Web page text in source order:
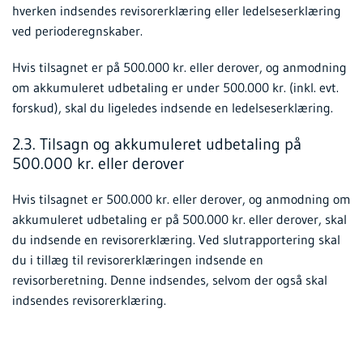
hverken indsendes revisorerklæring eller ledelseserklæring
ved perioderegnskaber.
Hvis tilsagnet er på 500.000 kr. eller derover, og anmodning
om akkumuleret udbetaling er under 500.000 kr. (inkl. evt.
forskud), skal du ligeledes indsende en ledelseserklæring.
2.3. Tilsagn og akkumuleret udbetaling på
500.000 kr. eller derover
Hvis tilsagnet er 500.000 kr. eller derover, og anmodning om
akkumuleret udbetaling er på 500.000 kr. eller derover, skal
du indsende en revisorerklæring. Ved slutrapportering skal
du i tillæg til revisorerklæringen indsende en
revisorberetning. Denne indsendes, selvom der også skal
indsendes revisorerklæring.